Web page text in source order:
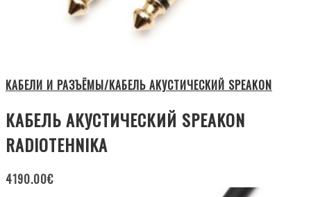
КАБЕЛИ И РАЗЪЁМЫ/КАБЕЛЬ АКУСТИЧЕСКИЙ SPEAKON
КАБЕЛЬ АКУСТИЧЕСКИЙ SPEAKON
RADIOTEHNIKA
4190.00€